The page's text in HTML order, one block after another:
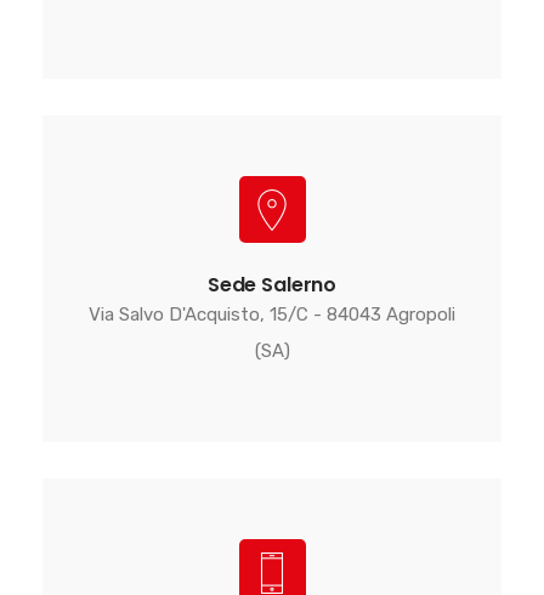
Sede Salerno
Via Salvo D'Acquisto, 15/C - 84043 Agropoli
(SA)